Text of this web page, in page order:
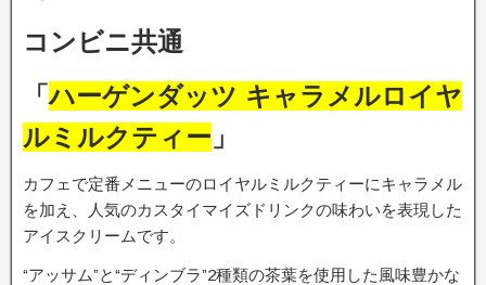
コンビニ共通
「ハーゲンダッツ キャラメルロイヤ
ルミルクティー 」
カフェで定番メニューのロイヤルミルクティーにキャラメル
を加え、人気のカスタイマイズドリンクの味わいを表現した
アイスクリームです。
“アッサム”と“ディンブラ”2種類の茶葉を使用した風味豊かな